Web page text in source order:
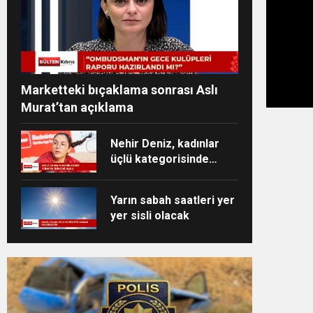
Marketteki bıçaklama sonrası Aslı
Murat’tan açıklama
Nehir Deniz, kadınlar
üçlü kategorisinde
Yarın sabah saatleri yer
yer sisli olacak